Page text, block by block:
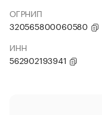
ОГРНИП
320565800060580
ИНН
562902193941